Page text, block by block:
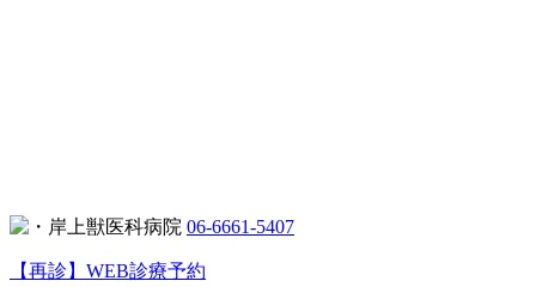
06-6661-5407
【再診】WEB診療予約